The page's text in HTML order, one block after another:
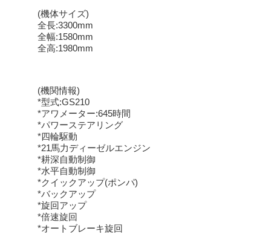
(機体サイズ)
全長:3300mm
全幅:1580mm
全高:1980mm
(機関情報)
*型式:GS210
*アワメーター:645時間
*パワーステアリング
*四輪駆動
*21馬力ディーゼルエンジン
*耕深自動制御
*水平自動制御
*クイックアップ(ポンパ)
*バックアップ
*旋回アップ
*倍速旋回
*オートブレーキ旋回